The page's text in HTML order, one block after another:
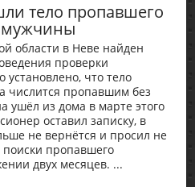
тело пропавшего
мужчины
области в Неве найден
проверки
что тело
числится пропавшим без
ушёл из дома в марте этого
оставил записку, в
не вернётся и просил не
поиски пропавшего
двух месяцев. ...